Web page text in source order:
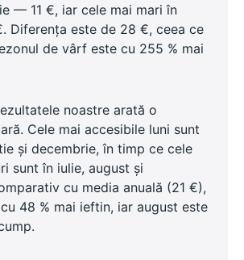
— 11 €, iar cele mai mari în
Diferența este de 28 €, ceea ce
de vârf este cu 255 % mai
noastre arată o
Cele mai accesibile luni sunt
și decembrie, în timp ce cele
sunt în iulie, august și
cu media anuală (21 €),
48 % mai ieftin, iar august este